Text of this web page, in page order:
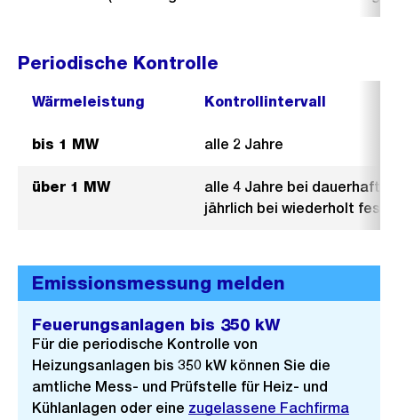
Periodische Kontrolle
Wärmeleistung Kontrollintervall
bis 1 MW alle 2 Jahre
über 1 MW
alle 4 Jahre bei dauerhaft
jährlich bei wiederholt
Emissionsmessung melden
Feuerungsanlagen bis 350 kW
Für die periodische Kontrolle von
Heizungsanlagen bis 350 kW können Sie die
amtliche Mess- und Prüfstelle für Heiz- und
Kühlanlagen oder eine Externer
zugelassene Fachfirma